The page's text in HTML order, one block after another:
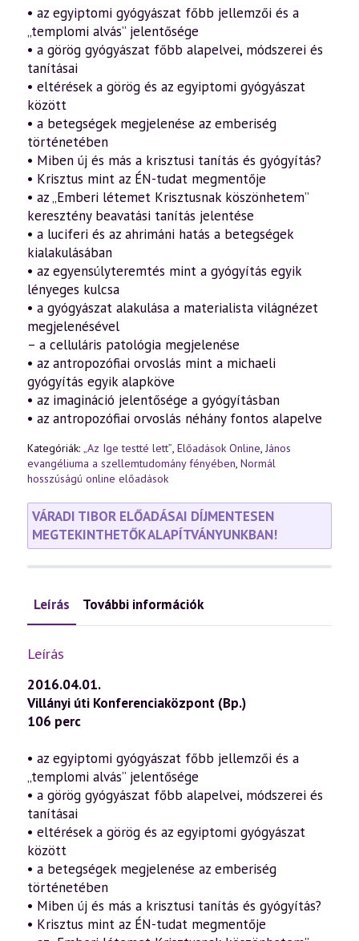
János
evangéliuma
a
szellemtudomány
fényében
33.
rész
(2016.04.01.)
mennyiség
• az egyiptomi gyógyászat főbb jellemzői és a
„templomi alvás” jelentősége
• a görög gyógyászat főbb alapelvei, módszerei és
tanításai
• eltérések a görög és az egyiptomi gyógyászat
között
• a betegségek megjelenése az emberiség
történetében
• Miben új és más a krisztusi tanítás és gyógyítás?
• Krisztus mint az ÉN-tudat megmentője
• az „Emberi létemet Krisztusnak köszönhetem”
keresztény beavatási tanítás jelentése
• a luciferi és az ahrimáni hatás a betegségek
kialakulásában
• az egyensúlyteremtés mint a gyógyítás egyik
lényeges kulcsa
• a gyógyászat alakulása a materialista világnézet
megjelenésével
– a celluláris patológia megjelenése
• az antropozófiai orvoslás mint a michaeli
gyógyítás egyik alapköve
• az imagináció jelentősége a gyógyításban
• az antropozófiai orvoslás néhány fontos alapelve
Kategóriák: „Az Ige testté lett”, Előadások Online, János
evangéliuma a szellemtudomány fényében, Normál
hosszúságú online előadások
VÁRADI TIBOR ELŐADÁSAI DÍJMENTESEN
MEGTEKINTHETŐK ALAPÍTVÁNYUNKBAN!
Leírás További információk
Leírás
2016.04.01.
Villányi úti Konferenciaközpont (Bp.)
106 perc
• az egyiptomi gyógyászat főbb jellemzői és a
„templomi alvás” jelentősége
• a görög gyógyászat főbb alapelvei, módszerei és
tanításai
• eltérések a görög és az egyiptomi gyógyászat
között
• a betegségek megjelenése az emberiség
történetében
• Miben új és más a krisztusi tanítás és gyógyítás?
• Krisztus mint az ÉN-tudat megmentője